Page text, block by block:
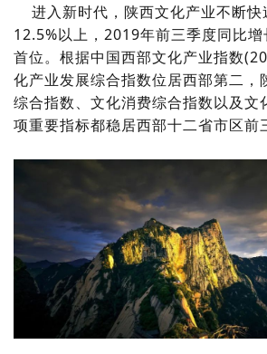
进入新时代，陕西文化产业不断快
12.5%以上，2019年前三季度同比
首位。根据中国西部文化产业指数
化产业发展综合指数位居西部第二，
综合指数、文化消费综合指数以及文
项重要指标都稳居西部十二省市区前